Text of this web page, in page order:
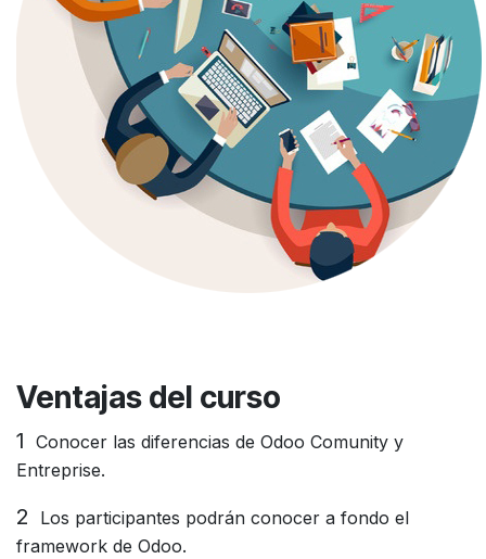
Ventajas del curso
1 Conocer las diferencias de Odoo Comunity y
Entreprise.
2
Los participantes podrán conocer a fondo el
framework de Odoo.